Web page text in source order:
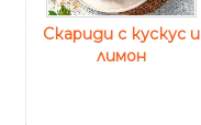
Скариди с кускус и
лимон